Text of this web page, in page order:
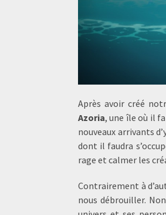
Après avoir créé
Azoria, une île où il
nouveaux arrivants
dont il faudra
rage et calmer les
Contrairement à
nous débrouiller.